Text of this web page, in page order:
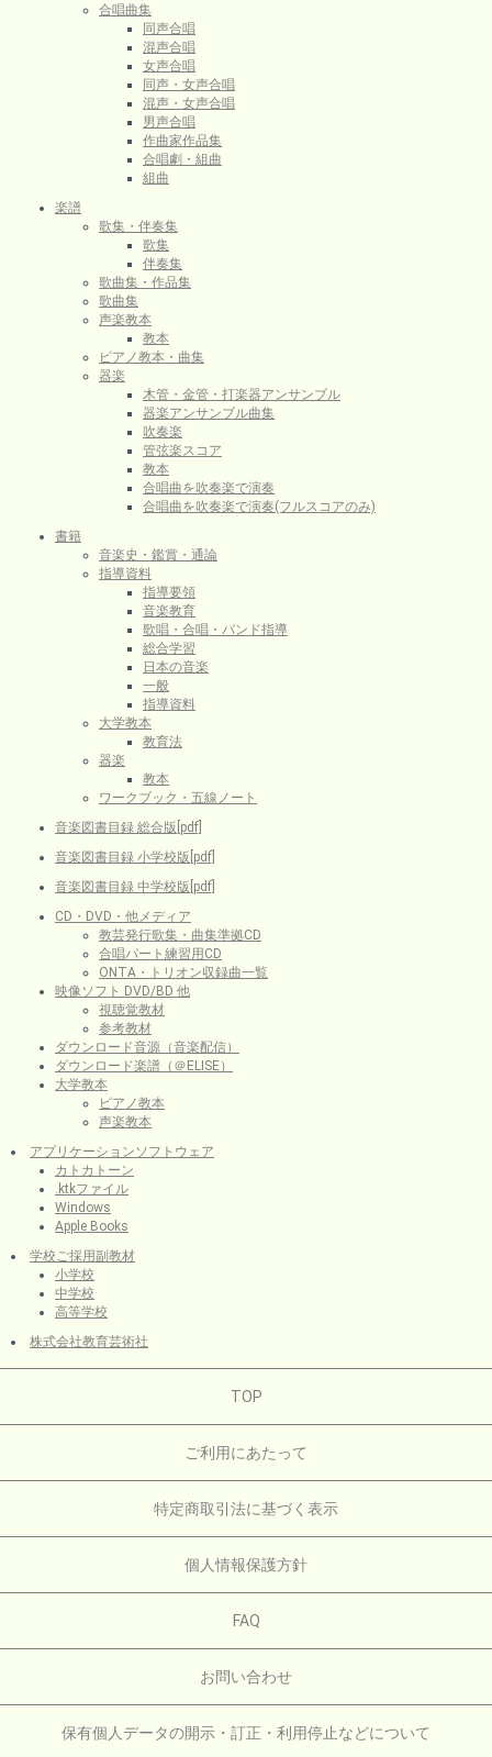
合唱曲集
同声合唱
混声合唱
女声合唱
同声・女声合唱
混声・女声合唱
男声合唱
作曲家作品集
合唱劇・組曲
組曲
楽譜
歌集・伴奏集
歌集
伴奏集
歌曲集・作品集
歌曲集
声楽教本
教本
ピアノ教本・曲集
器楽
木管・金管・打楽器アンサンブル
器楽アンサンブル曲集
吹奏楽
管弦楽スコア
教本
合唱曲を吹奏楽で演奏
合唱曲を吹奏楽で演奏(フルスコアのみ)
書籍
音楽史・鑑賞・通論
指導資料
指導要領
音楽教育
歌唱・合唱・バンド指導
総合学習
日本の音楽
一般
指導資料
大学教本
教育法
器楽
教本
ワークブック・五線ノート
音楽図書目録 総合版[pdf]
音楽図書目録 小学校版[pdf]
音楽図書目録 中学校版[pdf]
CD・DVD・他メディア
教芸発行歌集・曲集準拠CD
合唱パート練習用CD
ONTA・トリオン収録曲一覧
映像ソフト DVD/BD 他
視聴覚教材
参考教材
ダウンロード音源（音楽配信）
ダウンロード楽譜（＠ELISE）
大学教本
ピアノ教本
声楽教本
アプリケーションソフトウェア
カトカトーン
.ktkファイル
Windows
Apple Books
学校ご採用副教材
小学校
中学校
高等学校
株式会社教育芸術社
TOP
ご利用にあたって
特定商取引法に基づく表示
個人情報保護方針
FAQ
お問い合わせ
保有個人データの開示・訂正・利用停止などについて